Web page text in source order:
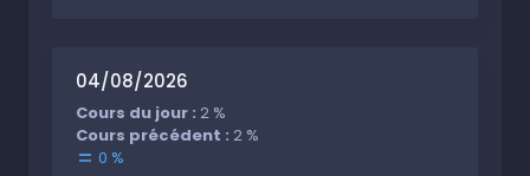
04/08/2026
Cours du jour : 2 %
Cours précédent : 2 %
0 %